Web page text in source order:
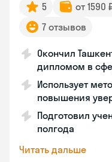
5 от 1590
7 отзывов
Окончил
дипломом в
Использует
повышения
Подготовил
полгода
Читать дальше